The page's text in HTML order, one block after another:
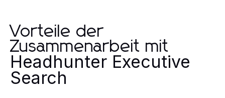
Vorteile der
Zusammenarbeit mit
Headhunter Executive
Search